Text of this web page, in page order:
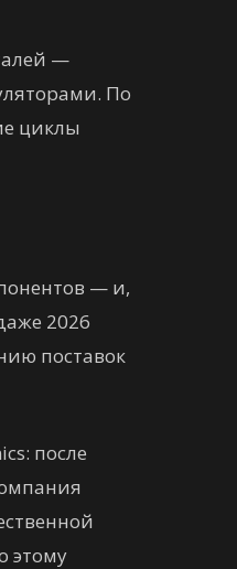
—
По
циклы
— и,
2026
поставок
после
этому